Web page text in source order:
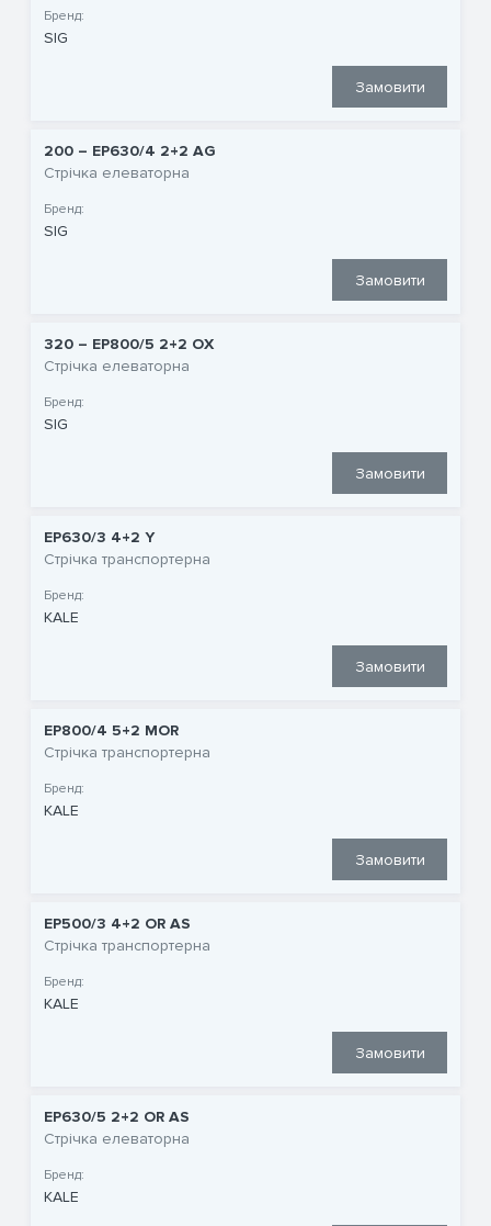
Бренд:
SIG
Замовити
200 – EP630/4 2+2 AG
Стрічка елеваторна
Бренд:
SIG
Замовити
320 – EP800/5 2+2 OX
Стрічка елеваторна
Бренд:
SIG
Замовити
EP630/3 4+2 Y
Стрічка транспортерна
Бренд:
KALE
Замовити
EP800/4 5+2 MOR
Стрічка транспортерна
Бренд:
KALE
Замовити
EP500/3 4+2 OR AS
Стрічка транспортерна
Бренд:
KALE
Замовити
EP630/5 2+2 OR AS
Стрічка елеваторна
Бренд:
KALE